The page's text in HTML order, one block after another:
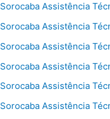
Sorocaba Assistência
Sorocaba Assistência
Sorocaba Assistência
Sorocaba Assistência
Sorocaba Assistência
Sorocaba Assistência